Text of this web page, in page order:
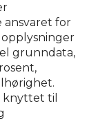
ansvaret for
grunndata,
knyttet til